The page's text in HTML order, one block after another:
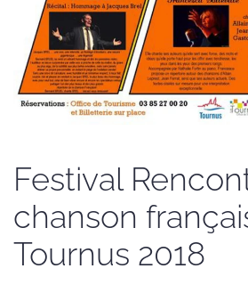
Festival
chanson
Tournus 2018